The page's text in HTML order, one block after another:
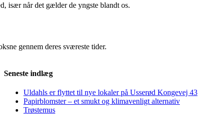
især når det gælder de yngste blandt os.
gennem deres sværeste tider.
Seneste indlæg
Uldahls er flyttet til nye lokaler på Usserød Kongevej 43
Papirblomster – et smukt og klimavenligt alternativ
Trøstemus